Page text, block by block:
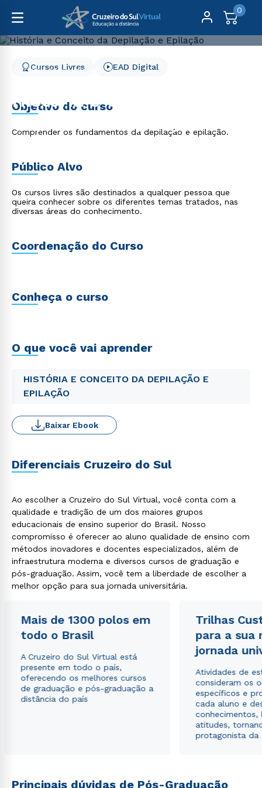
0
Cursos Livres
Saúde
História e Conceito da
Depilação e Epilação
Cursos Livres EAD Digital
Objetivo do curso
Comprender os fundamentos da depilação e epilação.
Público Alvo
Os cursos livres são destinados a qualquer pessoa que
queira conhecer sobre os diferentes temas tratados, nas
diversas áreas do conhecimento.
Coordenação do Curso
Conheça o curso
O que você vai aprender
HISTÓRIA E CONCEITO DA DEPILAÇÃO E
EPILAÇÃO
Baixar Ebook
Diferenciais Cruzeiro do Sul
Ao escolher a Cruzeiro do Sul Virtual, você conta com a
qualidade e tradição de um dos maiores grupos
educacionais de ensino superior do Brasil. Nosso
compromisso é oferecer ao aluno qualidade de ensino com
métodos inovadores e docentes especializados, além de
infraestrutura moderna e diversos cursos de graduação e
pós-graduação. Assim, você tem a liberdade de escolher a
melhor opção para sua jornada universitária.
Mais de 1300 polos em
todo o Brasil
A Cruzeiro do Sul Virtual está
presente em todo o país,
oferecendo os melhores cursos
de graduação e pós-graduação a
distância do país
Trilhas
para a sua
jornada
Atividades de
consideram os
específicos e
cada aluno e
conhecimentos,
atitudes,
protagonista da
Principais dúvidas de Pós-Graduação